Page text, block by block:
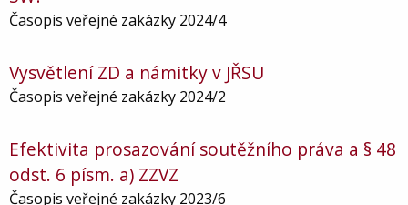
Časopis veřejné zakázky 2024/4
Vysvětlení ZD a námitky v JŘSU
Časopis veřejné zakázky 2024/2
Efektivita prosazování soutěžního práva a § 48
odst. 6 písm. a) ZZVZ
Časopis veřejné zakázky 2023/6